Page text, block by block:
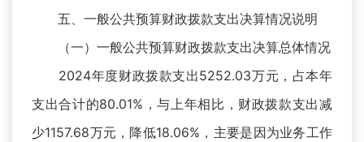
五、一般公共预算财政拨款支出决算情况说明
（一）一般公共预算财政拨款支出决算总体情况
2024年度财政拨款支出5252.03万元，占本年
支出合计的80.01%，与上年相比，财政拨款支出减
少1157.68万元，降低18.06%，主要是因为业务工作